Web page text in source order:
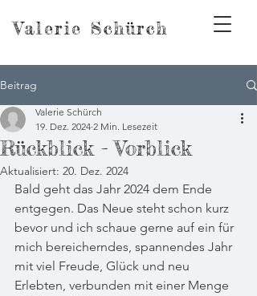
Valerie Schürch
Beitrag
Rückblick - Vorblick
Valerie Schürch
19. Dez. 2024 2 Min. Lesezeit
Aktualisiert: 20. Dez. 2024
Bald geht das Jahr 2024 dem Ende
entgegen. Das Neue steht schon kurz
bevor und ich schaue gerne auf ein für
mich bereicherndes, spannendes Jahr
mit viel Freude, Glück und neu
Erlebten, verbunden mit einer Menge